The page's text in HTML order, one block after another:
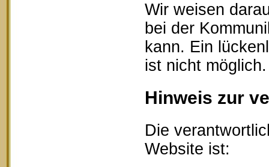
Wir weisen
bei der
kann. Ein
ist nicht möglich.
Hinweis zur
Die
Website ist: